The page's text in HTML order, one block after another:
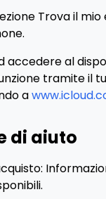
Trova il
accedere al
tramite il
a
di aiuto